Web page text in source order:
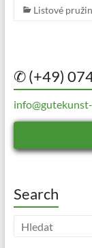
Listové
✆ (+49)
Search